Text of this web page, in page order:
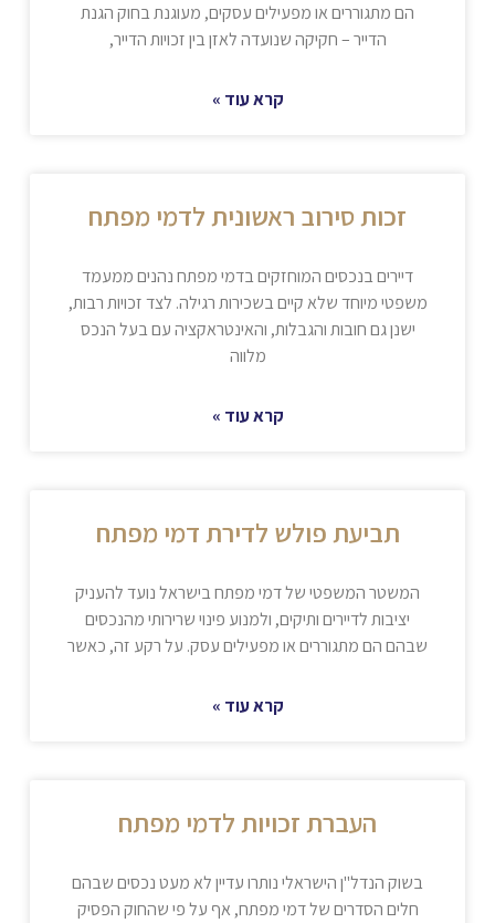
הם מתגוררים או מפעילים עסקים, מעוגנת בחוק הגנת
הדייר – חקיקה שנועדה לאזן בין זכויות הדייר,
קרא עוד »
זכות סירוב ראשונית לדמי מפתח
דיירים בנכסים המוחזקים בדמי מפתח נהנים ממעמד
משפטי מיוחד שלא קיים בשכירות רגילה. לצד זכויות רבות,
ישנן גם חובות והגבלות, והאינטראקציה עם בעל הנכס
מלווה
קרא עוד »
תביעת פולש לדירת דמי מפתח
המשטר המשפטי של דמי מפתח בישראל נועד להעניק
יציבות לדיירים ותיקים, ולמנוע פינוי שרירותי מהנכסים
שבהם הם מתגוררים או מפעילים עסק. על רקע זה, כאשר
קרא עוד »
העברת זכויות לדמי מפתח
בשוק הנדל"ן הישראלי נותרו עדיין לא מעט נכסים שבהם
חלים הסדרים של דמי מפתח, אף על פי שהחוק הפסיק